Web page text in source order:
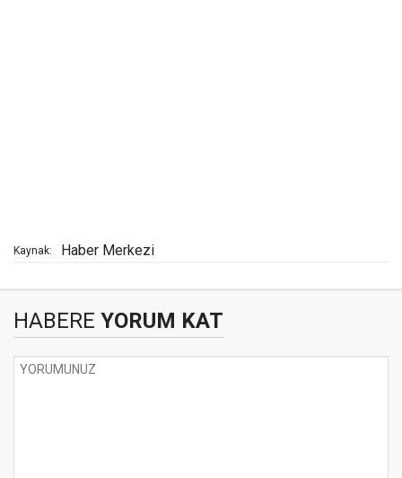
Kaynak: Haber Merkezi
HABERE YORUM KAT